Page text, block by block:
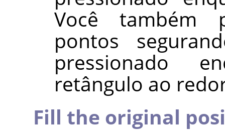
Você também
pontos
pressionado
retângulo ao
Fill the original